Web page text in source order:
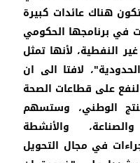
هناك عائدات كبيرة
في برنامجها الحكومي
غير النفطية، لأنها تمثل
لافتا الى ان
على قطاعات الصحة
الوطني، وستسهم
والأنشطة
في مجال التحويل